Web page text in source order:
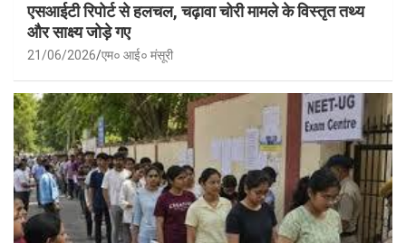
एसआईटी रिपोर्ट से हलचल, चढ़ावा चोरी मामले के विस्तृत तथ्य
और साक्ष्य जोड़े गए
21/06/2026 एम० आई० मंसूरी